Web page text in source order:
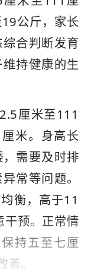
公斤，家长
合判断发育
持健康的生
厘米至111
米。身高长
需要及时排
常等问题。
衡，高于11
干预。正常情
持五至七厘
。